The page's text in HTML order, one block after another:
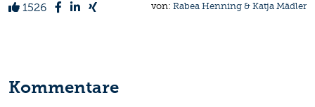
1526 von: Rabea Henning & Katja Mädler
Kommentare